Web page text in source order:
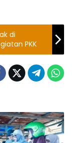
di
PKK